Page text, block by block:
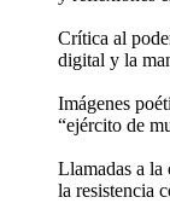
Crítica al
digital y la
Imágenes
“ejército de
Llamadas a la
la resistencia